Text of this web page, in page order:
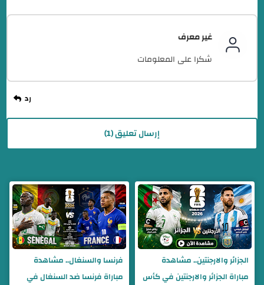
غير معرف
شكرا على المعلومات
إرسال تعليق (1)
الجزائر والارجنتين.. مشاهدة
مباراة الجزائر والارجنتين في كأس
فرنسا والسنغال.. مشاهدة
مباراة فرنسا ضد السنغال في